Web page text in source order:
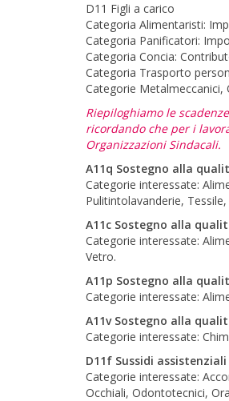
D11 Figli a carico
Categoria Alimentaristi:
Categoria Panificatori:
Categoria Concia:
Categoria Trasporto
Categorie
Riepiloghiamo le
ricordando che per i
Organizzazioni Sindacali.
A11q Sostegno alla
Categorie interessate:
Pulitintolavanderie,
A11c Sostegno alla
Categorie interessate:
Vetro.
A11p Sostegno alla
Categorie interessate:
A11v Sostegno alla
Categorie interessate:
D11f Sussidi
Categorie interessate:
Occhiali, Odontotecnici,